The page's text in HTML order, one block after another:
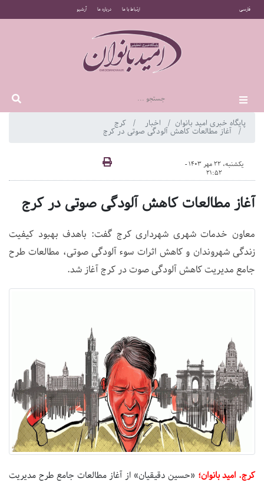
فارسی ارتباط با ما درباره ما آرشیو
پایگاه خبری امید بانوان اخبار کرج
آغاز مطالعات کاهش آلودگی صوتی در کرج
یکشنبه، 22 مهر 1403 -
21:52
آغاز مطالعات کاهش آلودگی صوتی در کرج
معاون خدمات شهری شهرداری کرج گفت: باهدف بهبود کیفیت
زندگی شهروندان و کاهش اثرات سوء آلودگی صوتی، مطالعات طرح
جامع مدیریت کاهش آلودگی صوت در کرج آغاز شد.
کرج. امید بانوان؛ «حسین دقیقیان» از آغاز مطالعات جامع طرح مدیریت